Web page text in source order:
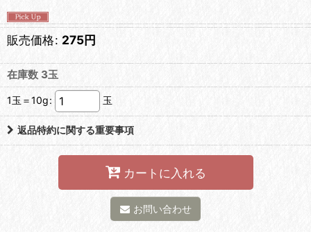
販売価格: 275円
在庫数 3玉
1玉＝10g: 玉
返品特約に関する重要事項
カートに入れる
お問い合わせ